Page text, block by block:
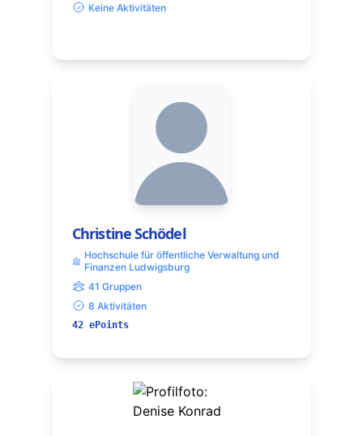
Keine Aktivitäten
Christine Schödel
Hochschule für öffentliche Verwaltung und
Finanzen Ludwigsburg
41 Gruppen
8 Aktivitäten
42 ePoints